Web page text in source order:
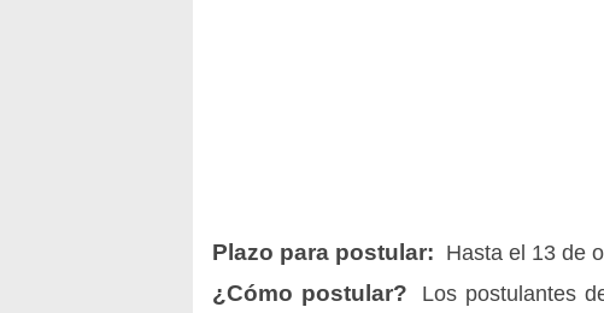
Plazo para postular: Hasta el 13 de
¿Cómo postular?
Los postulantes